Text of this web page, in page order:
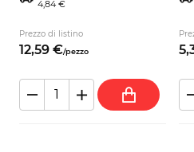
4,84 €
Prezzo di listino
12,59 €/pezzo 5,